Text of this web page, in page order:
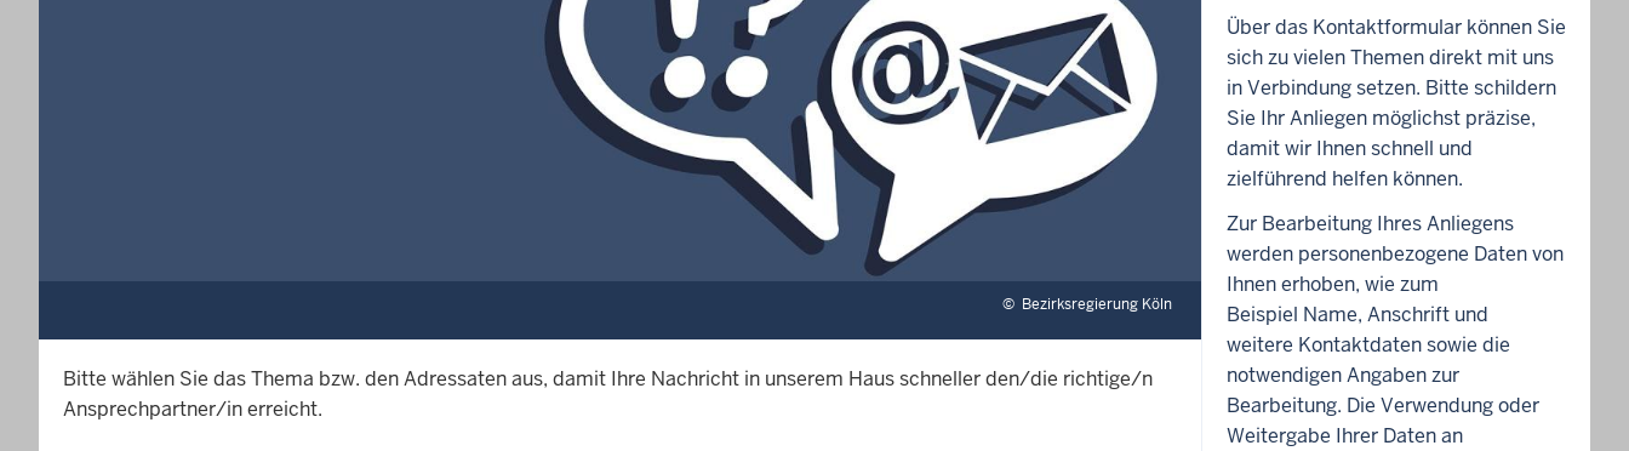
© Bezirksregierung Köln
Bitte wählen Sie das Thema bzw. den Adressaten aus, damit Ihre Nachricht in unserem Haus schneller den/die richtige/n
Ansprechpartner/in erreicht.
Über das Kontaktformular können Sie
sich zu vielen Themen direkt mit uns
in Verbindung setzen. Bitte schildern
Sie Ihr Anliegen möglichst präzise,
damit wir Ihnen schnell und
zielführend helfen können.
Zur Bearbeitung Ihres Anliegens
werden personenbezogene Daten von
Ihnen erhoben, wie zum
Beispiel Name, Anschrift und
weitere Kontaktdaten sowie die
notwendigen Angaben zur
Bearbeitung. Die Verwendung oder
Weitergabe Ihrer Daten an